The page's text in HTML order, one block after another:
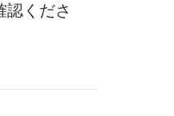
くださ